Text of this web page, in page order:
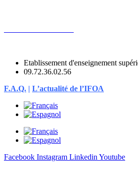
Etablissement d'enseignement
09.72.36.02.56
F.A.Q. | L’actualité de l’IFOA
Facebook Instagram Linkedin Youtube